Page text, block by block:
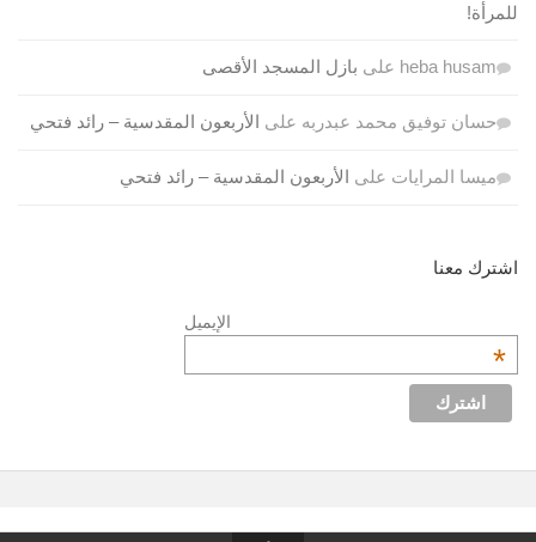
للمرأة!
heba husam على بازل المسجد الأقصى
حسان توفيق محمد عبدربه على الأربعون المقدسية – رائد فتحي
ميسا المرايات على الأربعون المقدسية – رائد فتحي
اشترك معنا
الإيميل
*